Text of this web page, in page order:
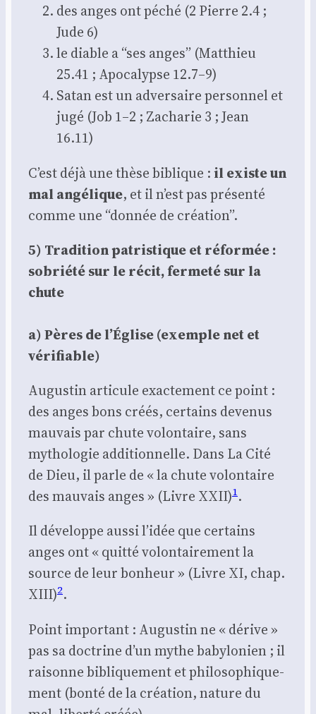
des anges ont péché (2 Pierre 2.4 ;
Jude 6)
le diable a “ses anges” (Mat­thieu
25.41 ; Apo­ca­lypse 12.7–9)
Satan est un adver­saire per­son­nel et
jugé (Job 1–2 ; Zacha­rie 3 ; Jean
16.11)
C’est déjà une thèse biblique :il existe un
mal angé­lique, et il n’est pas pré­sen­té
comme une “don­née de créa­tion”.
5) Tra­di­tion patris­tique et réfor­mée :
sobrié­té sur le récit, fer­me­té sur la
chute
a) Pères de l’Église (exemple net et
véri­fiable)
Augus­tin arti­cule exac­te­ment ce point :
des anges bons créés, cer­tains deve­nus
mau­vais par chute volon­taire, sans
mytho­lo­gie addi­tion­nelle. Dans La Cité
de Dieu, il parle de « la chute volon­taire
des mau­vais anges » (Livre XXII)1.
Il déve­loppe aus­si l’idée que cer­tains
anges ont « quit­té volon­tai­re­ment la
source de leur bon­heur » (Livre XI, chap.
XIII)2.
Point impor­tant : Augus­tin ne « dérive »
pas sa doc­trine d’un mythe baby­lo­nien ; il
rai­sonne bibli­que­ment et phi­lo­so­phi­que­
ment (bon­té de la créa­tion, nature du